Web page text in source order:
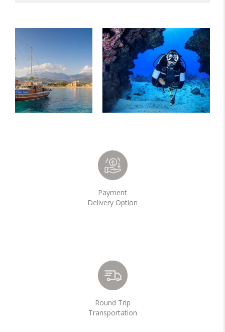
Payment
Delivery Option
Round Trip
Transportation